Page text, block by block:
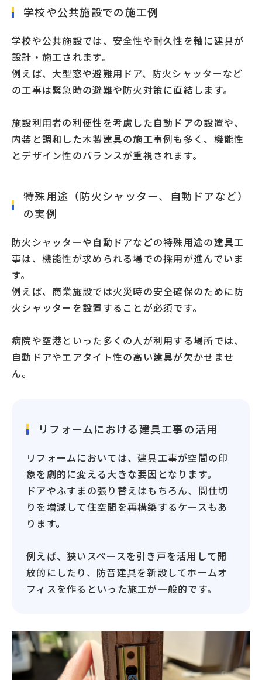
学校や公共施設での施工例
学校や公共施設では、安全性や耐久性を軸に建具が
設計・施工されます。
例えば、大型窓や避難用ドア、防火シャッターなど
の工事は緊急時の避難や防火対策に直結します。
施設利用者の利便性を考慮した自動ドアの設置や、
内装と調和した木製建具の施工事例も多く、機能性
とデザイン性のバランスが重視されます。
特殊用途（防火シャッター、自動ドアなど）
の実例
防火シャッターや自動ドアなどの特殊用途の建具工
事は、機能性が求められる場での採用が進んでいま
す。
例えば、商業施設では火災時の安全確保のために防
火シャッターを設置することが必須です。
病院や空港といった多くの人が利用する場所では、
自動ドアやエアタイト性の高い建具が欠かせませ
ん。
リフォームにおける建具工事の活用
リフォームにおいては、建具工事が空間の印
象を劇的に変える大きな要因となります。
ドアやふすまの張り替えはもちろん、間仕切
りを増減して住空間を再構築するケースもあ
ります。
例えば、狭いスペースを引き戸を活用して開
放的にしたり、防音建具を新設してホームオ
フィスを作るといった施工が一般的です。